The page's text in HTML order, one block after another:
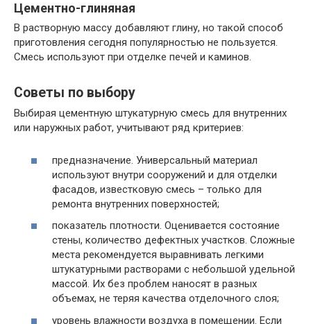
Цементно-глиняная
В растворную массу добавляют глину, но такой способ
приготовления сегодня популярностью не пользуется.
Смесь используют при отделке печей и каминов.
Советы по выбору
Выбирая цементную штукатурную смесь для внутренних
или наружных работ, учитывают ряд критериев:
предназначение. Универсальный материал
используют внутри сооружений и для отделки
фасадов, известковую смесь – только для
ремонта внутренних поверхностей;
показатель плотности. Оценивается состояние
стены, количество дефектных участков. Сложные
места рекомендуется выравнивать легкими
штукатурными растворами с небольшой удельной
массой. Их без проблем наносят в разных
объемах, не теряя качества отделочного слоя;
уровень влажности воздуха в помещении. Если